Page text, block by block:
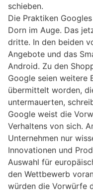
schieben.
Die Praktiken
Dorn im Auge. Das
dritte. In den beiden
Angebote und das
Android. Zu den
Google seien weitere
übermittelt worden,
untermauerten,
Google weist die
Verhaltens von sich.
Unternehmen nur
Innovationen und
Auswahl für
den Wettbewerb
würden die Vorwürfe